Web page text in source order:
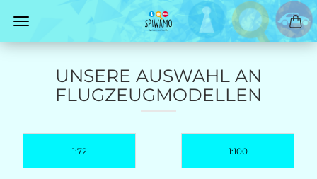
UNSERE AUSWAHL AN
FLUGZEUGMODELLEN
1:72 1:100